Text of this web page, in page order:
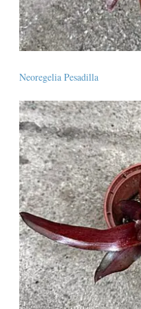
Neoregelia Pesadilla